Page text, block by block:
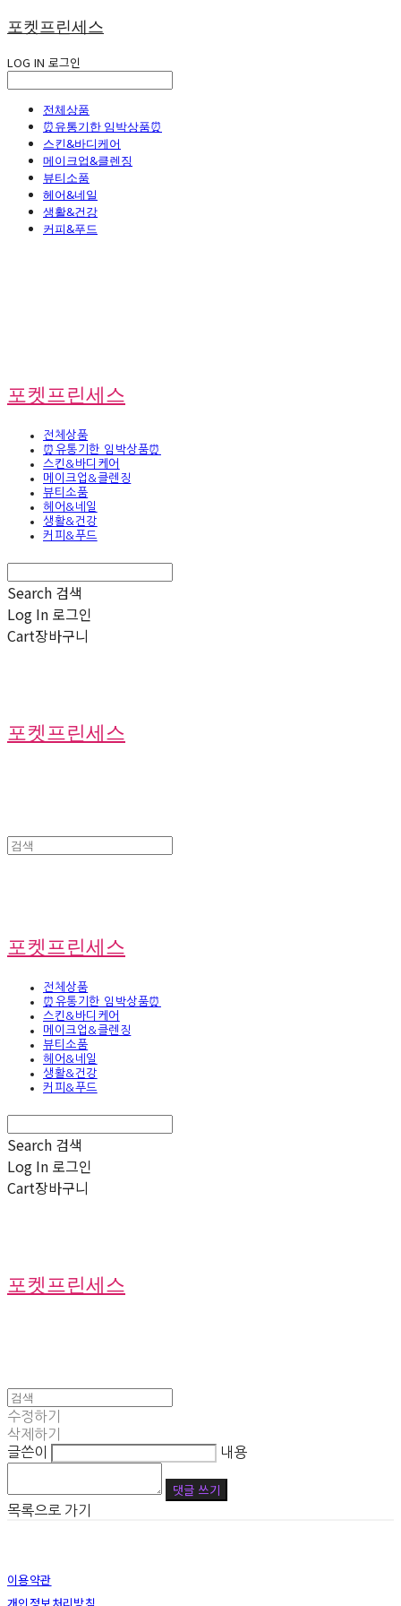
포켓프린세스
LOG IN 로그인
전체상품
⏰유통기한 임박상품⏰
스킨&바디케어
메이크업&클렌징
뷰티소품
헤어&네일
생활&건강
커피&푸드
포켓프린세스
전체상품
⏰유통기한 임박상품⏰
스킨&바디케어
메이크업&클렌징
뷰티소품
헤어&네일
생활&건강
커피&푸드
Search 검색
Log In 로그인
Cart장바구니
포켓프린세스
포켓프린세스
전체상품
⏰유통기한 임박상품⏰
스킨&바디케어
메이크업&클렌징
뷰티소품
헤어&네일
생활&건강
커피&푸드
Search 검색
Log In 로그인
Cart장바구니
포켓프린세스
수정하기
삭제하기
글쓴이
내용
댓글 쓰기
목록으로 가기
이용약관